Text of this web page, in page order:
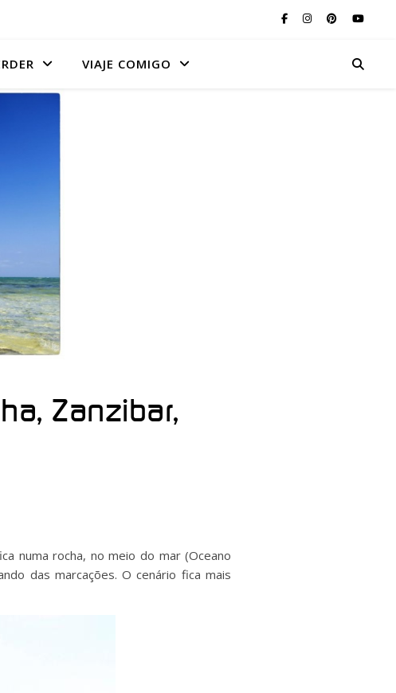
VIAJE COMIGO
Zanzibar,
numa rocha, no meio do mar (Oceano
das marcações. O cenário fica mais